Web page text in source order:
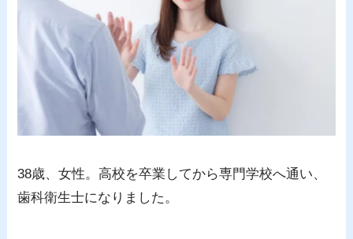
38歳、女性。高校を卒業してから専門学校へ通い、
歯科衛生士になりました。